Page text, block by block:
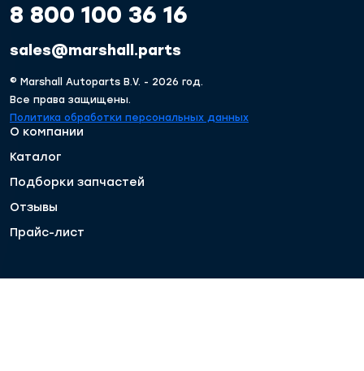
8 800 100 36 16
sales@marshall.parts
© Marshall Autoparts B.V. - 2026 год.
Все права защищены.
Политика обработки персональных данных
О компании
Каталог
Подборки запчастей
Отзывы
Прайс-лист